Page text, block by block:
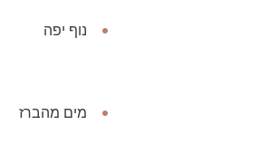
נוף יפה
מים מהברז